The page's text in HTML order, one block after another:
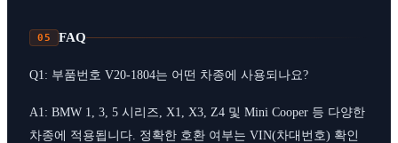
05 FAQ
Q1: 부품번호 V20-1804는 어떤 차종에 사용되나요?
A1: BMW 1, 3, 5 시리즈, X1, X3, Z4 및 Mini Cooper 등 다양한
차종에 적용됩니다. 정확한 호환 여부는 VIN(차대번호) 확인